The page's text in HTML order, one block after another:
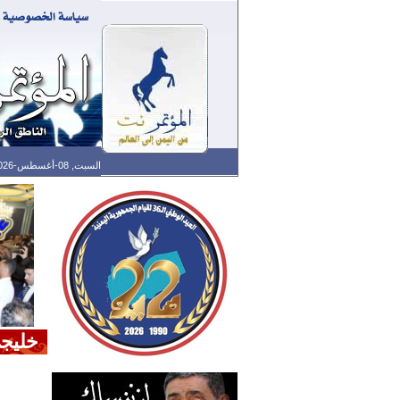
السبت, 08-أغسطس-2026 الساعة: 05:55 م - آخر تحديث: 05:32 م (32: 02) بتوقيت غرينتش